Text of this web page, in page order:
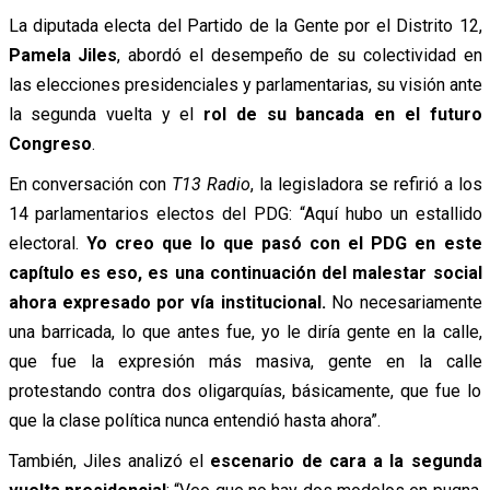
La diputada electa del Partido de la Gente por el Distrito 12,
Pamela Jiles, abordó el desempeño de su colectividad en
las elecciones presidenciales y parlamentarias, su visión ante
la segunda vuelta y el rol de su bancada en el futuro
Congreso.
En conversación con T13 Radio, la legisladora se refirió a los
14 parlamentarios electos del PDG: “Aquí hubo un estallido
electoral. Yo creo que lo que pasó con el PDG en este
capítulo es eso, es una continuación del malestar social
ahora expresado por vía institucional. No necesariamente
una barricada, lo que antes fue, yo le diría gente en la calle,
que fue la expresión más masiva, gente en la calle
protestando contra dos oligarquías, básicamente, que fue lo
que la clase política nunca entendió hasta ahora”.
También, Jiles analizó el escenario de cara a la segunda